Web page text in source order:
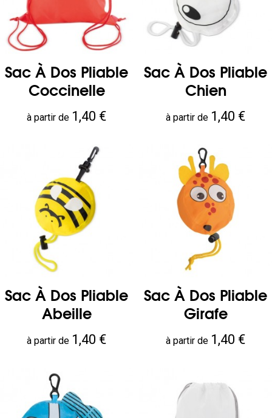
Sac À Dos Pliable
Coccinelle
Prix
à partir de 1,40 €
Sac À Dos Pliable
Chien
Prix
à partir de 1,40 €
Sac À Dos Pliable
Abeille
Prix
à partir de 1,40 €
Sac À Dos Pliable
Girafe
Prix
à partir de 1,40 €